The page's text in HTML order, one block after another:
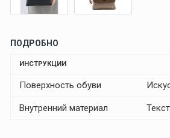
ПОДРОБНО
ИНСТРУКЦИИ
Поверхность обуви
Внутренний материал